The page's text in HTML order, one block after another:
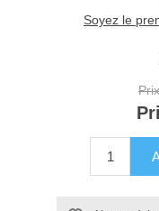
Soyez le